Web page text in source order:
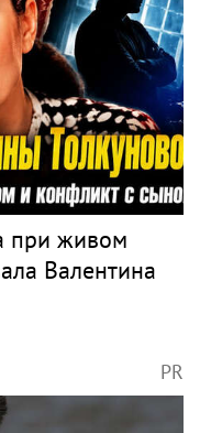
при живом
Валентина
PR